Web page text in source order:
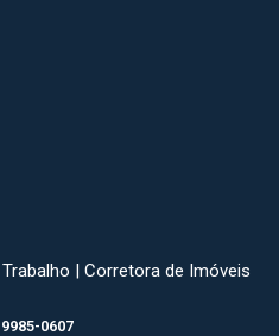
| Corretora de Imóveis
0607